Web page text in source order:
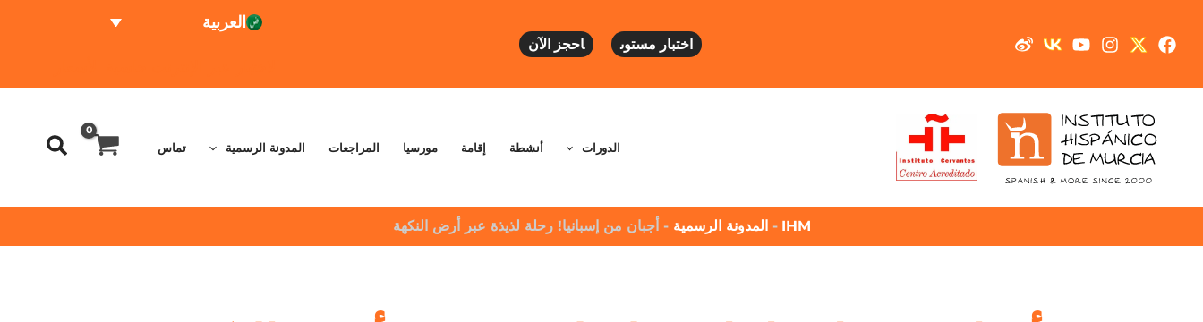
اختبار مستوى احجز الآن
العربية
الدورات أنشطة إقامة مورسيا المراجعات المدونة الرسمية تماس
IHM
-المدونة الرسمية- أجبان من إسبانيا! رحلة لذيذة عبر أرض النكهة